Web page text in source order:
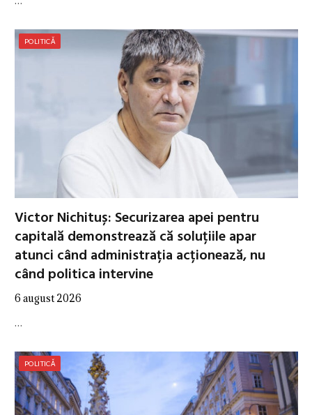
POLITICĂ
Victor Nichituș: Securizarea apei pentru
capitală demonstrează că soluțiile apar
atunci când administrația acționează, nu
când politica intervine
6 august 2026
…
POLITICĂ